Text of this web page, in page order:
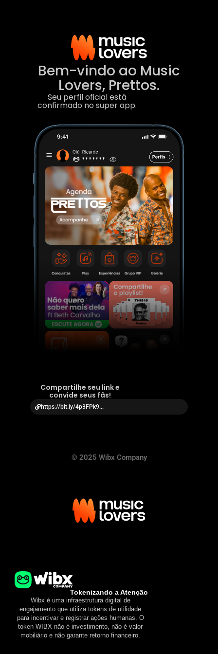
Bem-vindo ao Music
Lovers, Prettos.
Seu perfil oficial está
confirmado no super app.
Compartilhe seu link e
convide seus fãs!
https://bit.ly/4p3FPk9...
© 2025 Wibx Company
Tokenizando a Atenção
Wibx é uma infraestrutura digital de
engajamento que utiliza tokens de utilidade
para incentivar e registrar ações humanas. O
token WIBX não é investimento, não é valor
mobiliário e não garante retorno financeiro.